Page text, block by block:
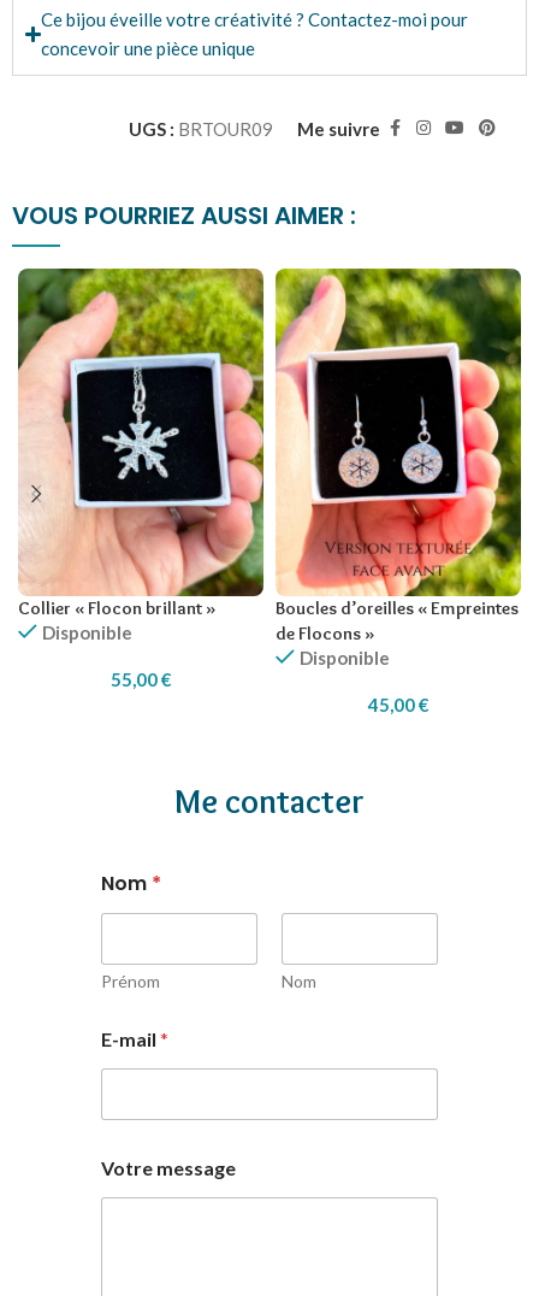
Ce bijou éveille votre créativité ? Contactez-moi pour
concevoir une pièce unique
UGS : BRTOUR09 Me suivre
VOUS POURRIEZ AUSSI AIMER :
Collier « Flocon brillant »
Disponible
55,00€
Boucles d’oreilles « Empreintes
de Flocons »
Disponible
45,00€
Me contacter
Nom *
Prénom Nom
E-mail *
Votre message